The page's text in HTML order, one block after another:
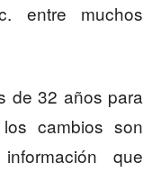
entre muchos
de 32 años para
cambios son
que